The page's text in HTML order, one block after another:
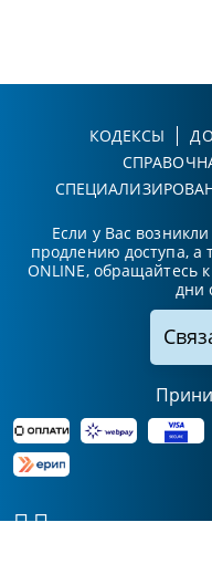
КОДЕКСЫ
Если у Вас
продлению доступа, а
ONLINE, обращайтесь
дни